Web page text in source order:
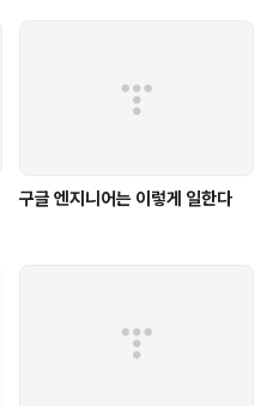
구글 엔지니어는 이렇게 일한다